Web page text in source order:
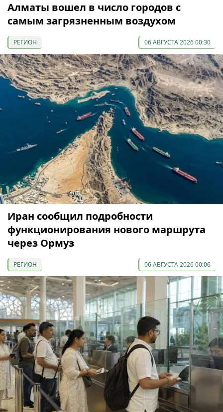
Алматы вошел в число городов с
самым загрязненным воздухом
РЕГИОН 06 АВГУСТА 2026 00:30
Иран сообщил подробности
функционирования нового маршрута
через Ормуз
РЕГИОН 06 АВГУСТА 2026 00:06